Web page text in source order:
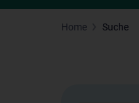
Home Suche